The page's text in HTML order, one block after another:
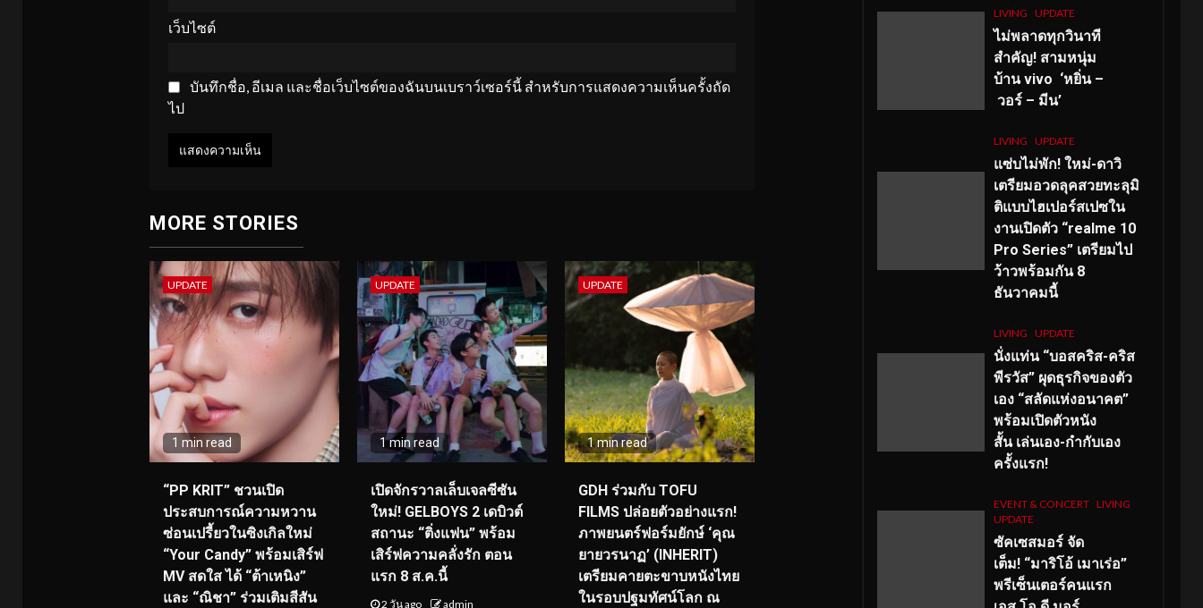
เว็บไซต์
บันทึกชื่อ, อีเมล และชื่อเว็บไซต์ของฉันบนเบราว์เซอร์นี้ สำหรับการแสดงความเห็นครั้งถัด
ไป
MORE STORIES
UPDATE
1 min read
“PP KRIT” ชวนเปิด
ประสบการณ์ความหวาน
ซ่อนเปรี้ยวในซิงเกิลใหม่
“Your Candy” พร้อมเสิร์ฟ
MV สดใส ได้ “ต้าเหนิง”
และ “ณิชา” ร่วมเติมสีสัน
UPDATE
1 min read
เปิดจักรวาลเล็บเจลซีซัน
ใหม่! GELBOYS 2 เดบิวต์
สถานะ “ติ่งแฟน” พร้อม
เสิร์ฟความคลั่งรัก ตอน
แรก 8 ส.ค.นี้
2 วัน ago admin
UPDATE
1 min read
GDH ร่วมกับ TOFU
FILMS ปล่อยตัวอย่างแรก!
ภาพยนตร์ฟอร์มยักษ์ ‘คุณ
ยายวรนาฏ’ (INHERIT)
เตรียมคายตะขาบหนังไทย
ในรอบปฐมทัศน์โลก ณ
LIVING UPDATE
ไม่พลาดทุกวินาที
สำคัญ! สามหนุ่ม
บ้าน vivo ‘หยิ่น –
วอร์ – มีน’
LIVING UPDATE
แซ่บไม่พัก! ใหม่-ดาวิ
เตรียมอวดลุคสวยทะลุมิ
ติแบบไฮเปอร์สเปซใน
งานเปิดตัว “realme 10
Pro Series” เตรียมไป
ว้าวพร้อมกัน 8
ธันวาคมนี้
LIVING UPDATE
นั่งแท่น “บอสคริส-คริส
พีรวัส” ผุดธุรกิจของตัว
เอง “สลัดแห่งอนาคต”
พร้อมเปิดตัวหนัง
สั้น เล่นเอง-กำกับเอง
ครั้งแรก!
EVENT & CONCERT LIVING
UPDATE
ซัคเซสมอร์ จัด
เต็ม! “มาริโอ้ เมาเร่อ”
พรีเซ็นเตอร์คนแรก